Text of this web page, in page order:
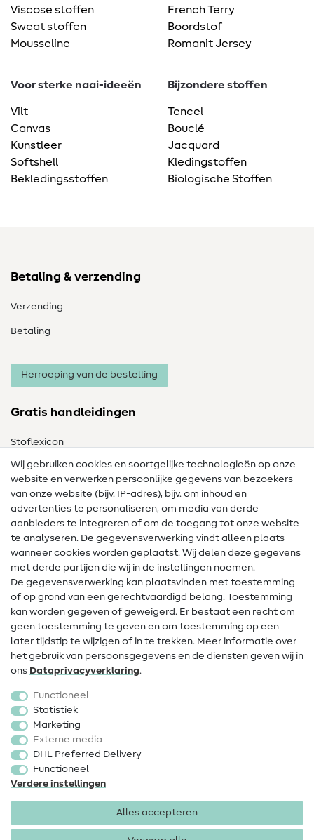
Viscose stoffen
Sweat stoffen
Mousseline
French Terry
Boordstof
Romanit Jersey
Voor sterke naai-ideeën
Vilt
Canvas
Kunstleer
Softshell
Bekledingsstoffen
Bijzondere stoffen
Tencel
Bouclé
Jacquard
Kledingstoffen
Biologische Stoffen
Betaling & verzending
Verzending
Betaling
Herroeping van de bestelling
Gratis handleidingen
Stoflexicon
Naailexicon
Gratis Naaipatronen
Hulp & contact
Contact
Wijziging van eigenaar
FAQ
Herroepingsrecht
Populair
Fournituren
Sale
Wij gebruiken cookies en soortgelijke technologieën op onze
website en verwerken persoonlijke gegevens van bezoekers
van onze website (bijv. IP-adres), bijv. om inhoud en
advertenties te personaliseren, om media van derde
aanbieders te integreren of om de toegang tot onze website
te analyseren. De gegevensverwerking vindt alleen plaats
wanneer cookies worden geplaatst. Wij delen deze gegevens
met derde partijen die wij in de instellingen noemen.
De gegevensverwerking kan plaatsvinden met toestemming
of op grond van een gerechtvaardigd belang. Toestemming
kan worden gegeven of geweigerd. Er bestaat een recht om
geen toestemming te geven en om toestemming op een
later tijdstip te wijzigen of in te trekken. Meer informatie over
het gebruik van persoonsgegevens en de diensten geven wij in
ons Data­privacy­verklaring.
Functioneel
Statistiek
Marketing
Externe media
DHL Preferred Delivery
Functioneel
Verdere instellingen
Alles accepteren
Colofon Privacy
Algemene voorwaarden